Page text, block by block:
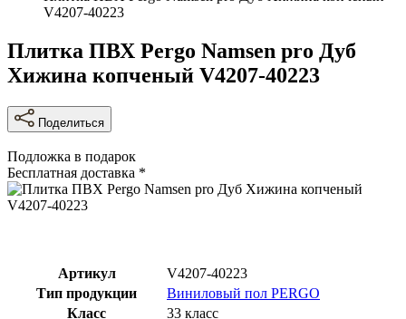
V4207-40223
Плитка ПВХ Pergo Namsen pro Дуб
Хижина копченый V4207-40223
Поделиться
Подложка в подарок
Бесплатная доставка *
Артикул
V4207-40223
Тип продукции
Виниловый пол PERGO
Класс
33 класс